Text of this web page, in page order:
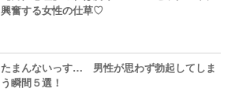
興奮する女性の仕草♡
たまんないっす… 男性が思わず勃起してしま
う瞬間５選！